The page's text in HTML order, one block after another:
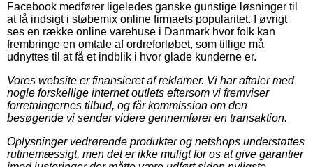
Facebook medfører ligeledes ganske gunstige løsninger til
at få indsigt i støbemix online firmaets popularitet. I øvrigt
ses en række online varehuse i Danmark hvor folk kan
frembringe en omtale af ordreforløbet, som tillige må
udnyttes til at få et indblik i hvor glade kunderne er.
Vores website er finansieret af reklamer. Vi har aftaler med
nogle forskellige internet outlets eftersom vi fremviser
forretningernes tilbud, og får kommission om den
besøgende vi sender videre gennemfører en transaktion.
Oplysninger vedrørende produkter og netshops understøttes
rutinemæssigt, men det er ikke muligt for os at give garantier